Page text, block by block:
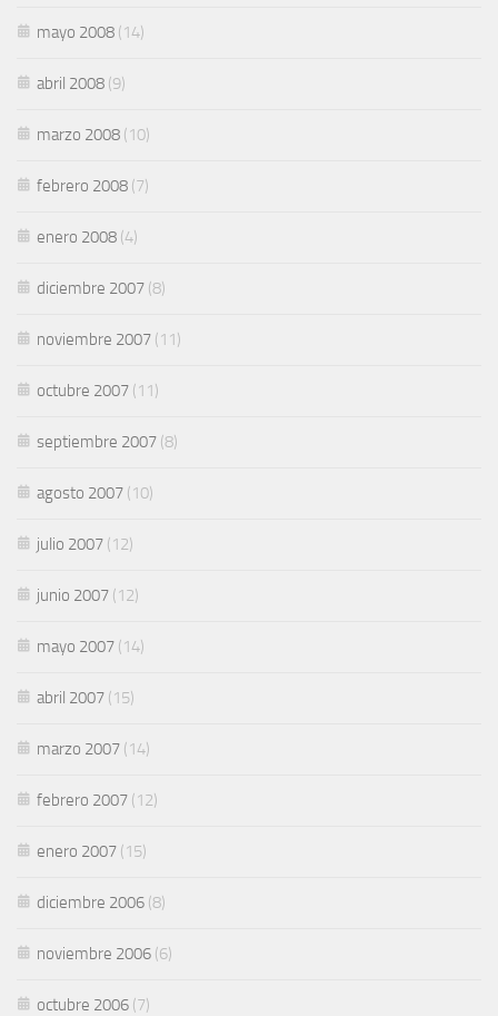
mayo 2008 (14)
abril 2008 (9)
marzo 2008 (10)
febrero 2008 (7)
enero 2008 (4)
diciembre 2007 (8)
noviembre 2007 (11)
octubre 2007 (11)
septiembre 2007 (8)
agosto 2007 (10)
julio 2007 (12)
junio 2007 (12)
mayo 2007 (14)
abril 2007 (15)
marzo 2007 (14)
febrero 2007 (12)
enero 2007 (15)
diciembre 2006 (8)
noviembre 2006 (6)
octubre 2006 (7)